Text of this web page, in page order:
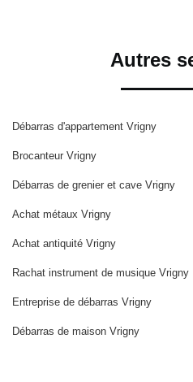
Autres
Débarras d'appartement Vrigny
Brocanteur Vrigny
Débarras de grenier et cave Vrigny
Achat métaux Vrigny
Achat antiquité Vrigny
Rachat instrument de musique Vrigny
Entreprise de débarras Vrigny
Débarras de maison Vrigny